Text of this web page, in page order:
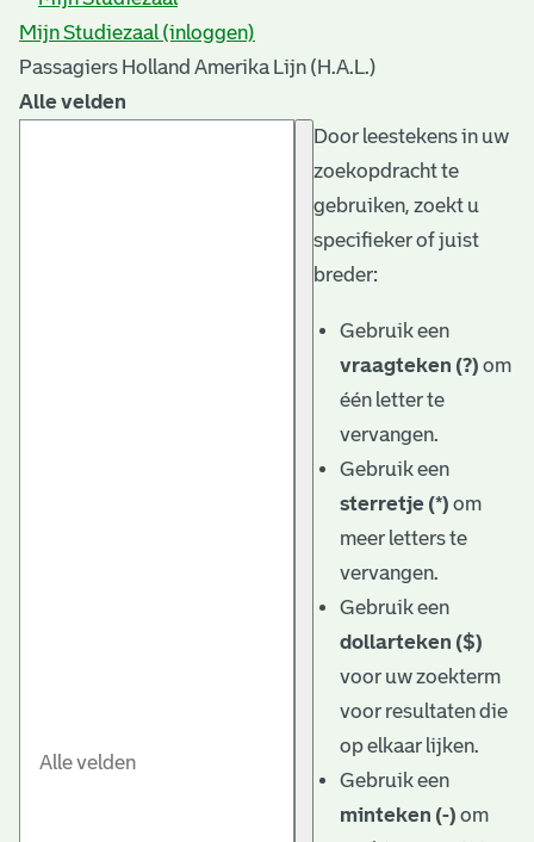
Mijn Studiezaal (inloggen)
Passagiers Holland Amerika Lijn (H.A.L.)
Alle velden
Door leestekens in uw
zoekopdracht te
gebruiken, zoekt u
specifieker of juist
breder:
Gebruik een
vraagteken (?) om
één letter te
vervangen.
Gebruik een
sterretje (*) om
meer letters te
vervangen.
Gebruik een
dollarteken ($)
voor uw zoekterm
voor resultaten die
op elkaar lijken.
Gebruik een
minteken (-) om